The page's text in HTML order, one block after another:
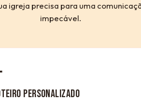
igreja precisa para uma
impecável.
PERSONALIZADO